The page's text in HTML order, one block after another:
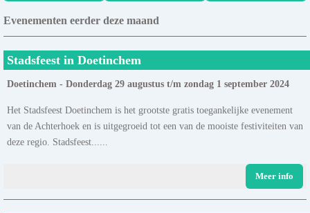
Evenementen eerder deze maand
Stadsfeest in Doetinchem
Doetinchem - Donderdag 29 augustus t/m zondag 1 september 2024
Het Stadsfeest Doetinchem is het grootste gratis toegankelijke evenement
van de Achterhoek en is uitgegroeid tot een van de mooiste festiviteiten van
deze regio. Stadsfeest......
Meer info